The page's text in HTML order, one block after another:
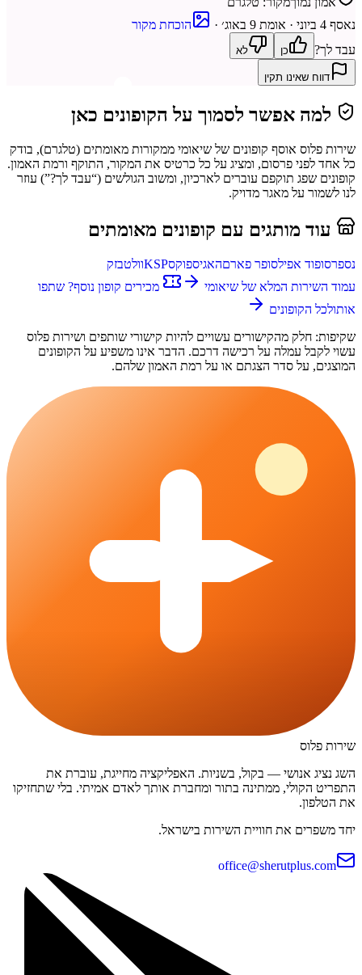
נאסף 4 ביוני · אומת 9 באוג׳ ·
הוכחת מקור
עבד לך?
כן לא
דווח שאינו תקין
למה אפשר לסמוך על הקופונים כאן
שירות פלוס אוסף קופונים של שיאומי ממקורות מאומתים (טלגרם), בודק
כל אחד לפני פרסום, ומציג על כל כרטיס את המקור, התוקף ורמת האמון.
קופונים שפג תוקפם עוברים לארכיון, ומשוב הגולשים (“עבד לך?”) עוזר
לנו לשמור על מאגר מדויק.
עוד מותגים עם קופונים מאומתים
נספרסופוד אפילסופר פארםהאגיספוקסKSPוולטבזק
עמוד השירות המלא של שיאומי
מכירים קופון נוסף? שתפו
אותולכל הקופונים
שקיפות: חלק מהקישורים עשויים להיות קישורי שותפים ושירות פלוס
עשוי לקבל עמלה על רכישה דרכם. הדבר אינו משפיע על הקופונים
המוצגים, על סדר הצגתם או על רמת האמון שלהם.
שירות פלוס
השג נציג אנושי — בקול, בשניות. האפליקציה מחייגת, עוברת את
התפריט הקולי, ממתינה בתור ומחברת אותך לאדם אמיתי. בלי שתחזיקו
את הטלפון.
יחד משפרים את חוויית השירות בישראל.
office@sherutplus.com